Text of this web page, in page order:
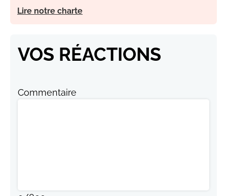
Lire notre charte
VOS RÉACTIONS
Commentaire